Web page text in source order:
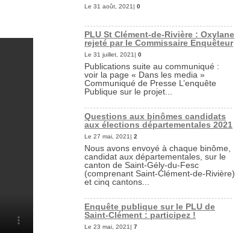
Le 31 août, 2021| 0
PLU St Clément-de-Rivière : Oxylane
rejeté par le Commissaire Enquêteur
Le 31 juillet, 2021| 0
Publications suite au communiqué :
voir la page « Dans les media »
Communiqué de Presse L’enquête
Publique sur le projet...
Questions aux binômes candidats
aux élections départementales 2021
Le 27 mai, 2021| 2
Nous avons envoyé à chaque binôme,
candidat aux départementales, sur le
canton de Saint-Gély-du-Fesc
(comprenant Saint-Clément-de-Rivière)
et cinq cantons...
Enquête publique sur le PLU de
Saint-Clément : participez !
Le 23 mai, 2021| 7